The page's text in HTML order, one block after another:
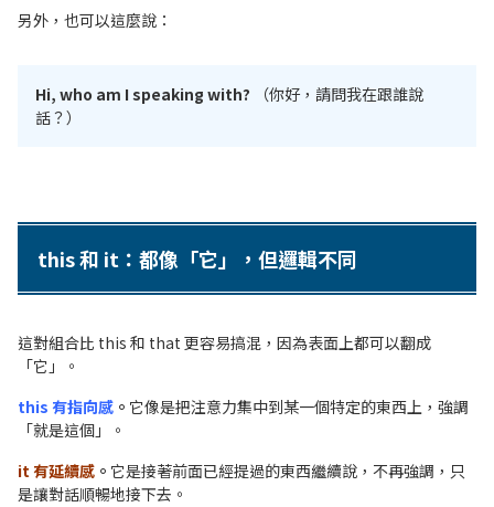
另外，也可以這麼說：
Hi, who am I speaking with? （你好，請問我在跟誰說
話？）
this 和 it：都像「它」，但邏輯不同
這對組合比 this 和 that 更容易搞混，因為表面上都可以翻成
「它」。
this 有指向感 。 它像是把注意力集中到某一個特定的東西上，強調
「就是這個」。
it 有延續感 。 它是接著前面已經提過的東西繼續說，不再強調，只
是讓對話順暢地接下去。